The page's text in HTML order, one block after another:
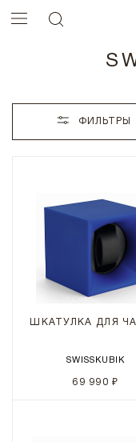
ФИЛЬТРЫ
ШКАТУЛКА ДЛЯ
SWISSKUBIK
69 990 ₽